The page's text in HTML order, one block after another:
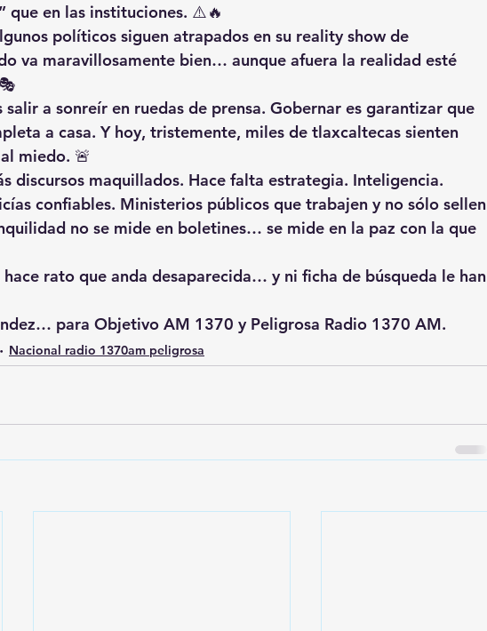
que en las instituciones. ⚠️🔥
políticos siguen atrapados en su reality show de
va maravillosamente bien… aunque afuera la realidad esté
salir a sonreír en ruedas de prensa. Gobernar es garantizar que
a casa. Y hoy, tristemente, miles de tlaxcaltecas sienten
miedo. 🚨
discursos maquillados. Hace falta estrategia. Inteligencia.
confiables. Ministerios públicos que trabajen y no sólo sellen
no se mide en boletines… se mide en la paz con la que
hace rato que anda desaparecida… y ni ficha de búsqueda le han
para Objetivo AM 1370 y Peligrosa Radio 1370 AM.
Nacional radio 1370am peligrosa